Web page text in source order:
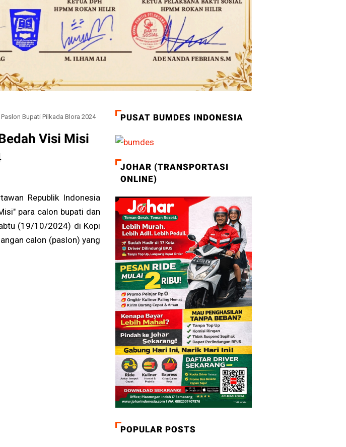
Bupati Pilkada Blora 2024
Visi Misi
Republik Indonesia
para calon bupati dan
(19/10/2024) di Kopi
calon (paslon) yang
PUSAT BUMDES INDONESIA
JOHAR (TRANSPORTASI
ONLINE)
POPULAR POSTS